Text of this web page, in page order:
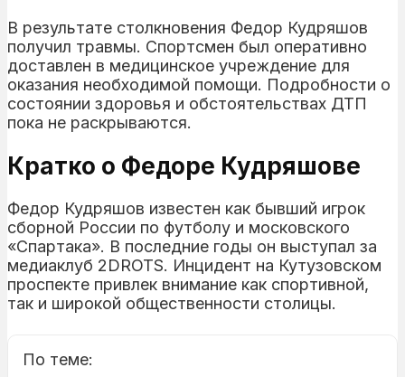
В результате столкновения Федор Кудряшов
получил травмы. Спортсмен был оперативно
доставлен в медицинское учреждение для
оказания необходимой помощи. Подробности о
состоянии здоровья и обстоятельствах ДТП
пока не раскрываются.
Кратко о Федоре Кудряшове
Федор Кудряшов известен как бывший игрок
сборной России по футболу и московского
«Спартака». В последние годы он выступал за
медиаклуб 2DROTS. Инцидент на Кутузовском
проспекте привлек внимание как спортивной,
так и широкой общественности столицы.
По теме: